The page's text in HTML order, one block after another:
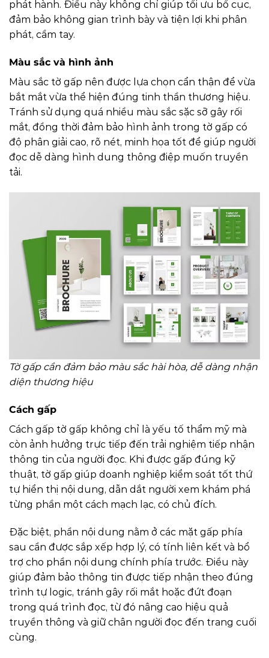
phát hành. Điều này không chỉ giúp tối ưu bố cục,
đảm bảo không gian trình bày và tiện lợi khi phân
phát, cầm tay.
Màu sắc và hình ảnh
Màu sắc tờ gấp nên được lựa chọn cẩn thận để vừa
bắt mắt vừa thể hiện đúng tinh thần thương hiệu.
Tránh sử dụng quá nhiều màu sắc sặc sỡ gây rối
mắt, đồng thời đảm bảo hình ảnh trong tờ gấp có
độ phân giải cao, rõ nét, minh họa tốt để giúp người
đọc dễ dàng hình dung thông điệp muốn truyền
tải.
Tờ gấp cần đảm bảo màu sắc hài hòa, dễ dàng nhận
diện thương hiệu
Cách gấp
Cách gấp tờ gấp không chỉ là yếu tố thẩm mỹ mà
còn ảnh hưởng trực tiếp đến trải nghiệm tiếp nhận
thông tin của người đọc. Khi được gấp đúng kỹ
thuật, tờ gấp giúp doanh nghiệp kiểm soát tốt thứ
tự hiển thị nội dung, dẫn dắt người xem khám phá
từng phần một cách mạch lạc, có chủ đích.
Đặc biệt, phần nội dung nằm ở các mặt gấp phía
sau cần được sắp xếp hợp lý, có tính liên kết và bổ
trợ cho phần nội dung chính phía trước. Điều này
giúp đảm bảo thông tin được tiếp nhận theo đúng
trình tự logic, tránh gây rối mắt hoặc đứt đoạn
trong quá trình đọc, từ đó nâng cao hiệu quả
truyền thông và giữ chân người đọc đến trang cuối
cùng.